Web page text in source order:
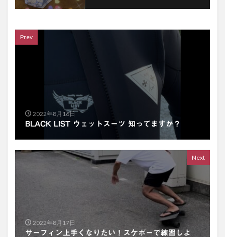
Prev
2022年8月16日
BLACK LIST ウェットスーツ 知ってますか？
Next
2022年8月17日
サーフィン上手くなりたい！スケボーで練習しよ